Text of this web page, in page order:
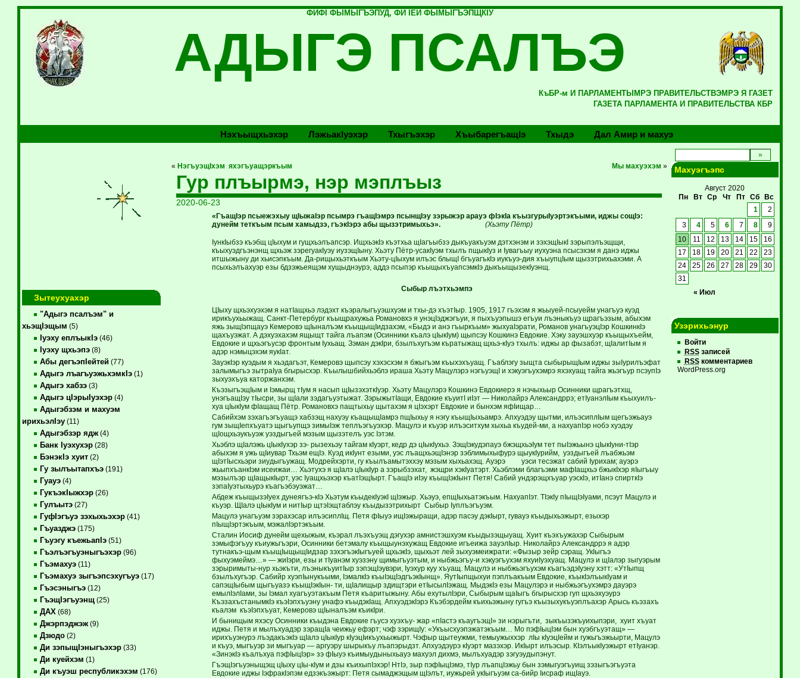
ФИФI ФЫМЫГЪЭПУД, ФИ IЕЙ ФЫМЫГЪЭПЩКIУ
АДЫГЭ ПСАЛЪЭ
КъБР-м И ПАРЛАМЕНТЫМРЭ ПРАВИТЕЛЬСТВЭМРЭ Я ГАЗЕТ
ГАЗЕТА ПАРЛАМЕНТА И ПРАВИТЕЛЬСТВА КБР
Нэхъыщхьэхэр Лэжьакlуэхэр Тхыгъэхэр Хъыбарегъащlэ Тхыдэ Дал Амир и махуэ
Зытеухуахэр
"Адыгэ псалъэм" и
хьэщIэщым (5)
Iуэху еплъыкIэ(46)
Iуэху щхьэпэ(8)
Абы дегъэпIейтей(77)
Адыгэ лъагъуэжьхэмкIэ(1)
Адыгэ хабзэ(3)
Адыгэ цIэрыIуэхэр(4)
Адыгэбзэм и махуэм
ирихьэлIэу(11)
Адыгэбзэр ядж(4)
Банк Iуэхухэр(28)
БэнэкIэ хуит(2)
Гу зылъытапхъэ(191)
Гуауэ(4)
ГукъэкIыжхэр(26)
Гулъытэ(27)
ГуфIэгъуэ зэхыхьэхэр(41)
Гъуазджэ(175)
Гъуэгу къежьапIэ(51)
Гъэлъэгъуэныгъэхэр(96)
Гъэмахуэ(11)
Гъэмахуэ зыгъэпсэхугъуэ(17)
Гъэсэныгъэ(12)
ГъэщIэгъуэнщ(25)
ДАХ (68)
Джэрпэджэж(9)
Дзюдо(2)
Ди зэпыщIэныгъэхэр(33)
Ди куейхэм (1)
Ди къуэш республикэхэм (176)
« НэгъуэщIхэм яхэгъуащэркъым Мы махуэхэм »
Гур плъырмэ, нэр мэплъыз
2020-06-23
«ГъащIэр псыежэхыу щIыжаIэр псымрэ гъащIэмрэ псынщIэу зэрыжэр арауэ фIэкIа къызгурыIуэртэкъыми, иджы сощIэ:
дунейм теткъым псым хамыдзэ, гъэкIэрэ абы щызэтримыхьэ».
(Хьэту Пётр)
IункIыбзэ къэбщ цIыхум и гущхьэлъапсэр. ИщхьэкIэ къэтхьа щIагъыбзэ дыкъуакъуэм дэтхэнэм и зэхэщIыкI зэрыпэлъэщщи,
къыхуэдгъэнэнщ щхьэж зэрегуакIуэу иузэщIыну. Хьэту Пётр-усакIуэм тхылъ пщыкIуз и Iувагъыу иухуэна псысэхэм я данэ иджы
итшыжыну ди хьисэпкъым. Да-рищыхьэткъым Хьэту-цIыхум илъэс блыщI бгъуагъкIэ иукъуэ-дия хъыупцIым щызэтрихьахэми. А
псыхьэлъахуэр езы бдзэжьеящэм хущыднэурэ, аддэ псыпэр къыщыхъуапсэмкIэ дыкъыщызекIуэнщ.
Сыбыр лъэтхьэмпэ
ЦIыху щхьэхуэхэм я натIащхьэ лэдэхт къэралыгъуэшхуэм и тхы-дэ хъэтIыр. 1905, 1917 гъэхэм я жьыуей-псыуейм унагъуэ куэд
ирикъухьыжащ. Санкт-Петербург къыщрахужьа Романовхэ я унэцIэджэгъуи, я пыхъуэпышэ егъуи лъэныкъуэ щрагъэзым, абыхэм
яжь зыщIэпщауэ Кемеровэ щIыналъэм къыщыщIидзахэм, «Быдэ и анэ гъыркъым» жыхуаIэрати, Романов унагъуэцIэр КошкинкIэ
щахъуэжат. А дэхуэхахэм ящыщт тайга лъапэм (Осинники къалэ цIыкIум) щыпсэу Кошкинэ Евдокие. Хэку зауэшхуэр къыщыхъейм,
Евдокие и щхьэгъусэр фронтым Iухьащ. Зэман дэкIри, бзылъхугъэм къратыжащ щхьэ-кIуэ тхылъ: иджы ар фызабэт, щIалитIым я
адэр нэмыцэхэм яукIат.
ЗауэкIэр куэдым я хьэдагъэт, Кемеровэ щыпсэу хэхэсхэм я бжыгъэм къыхэхъуащ. Гъаблэгу зыщта сыбырыщIым иджы зыIурилъэфат
залымыгъэ зытраIуа бгырысхэр. Къылышбийхьэблэ ираша Хьэту Мацулэрэ нэгъуэщI и хэкуэгъухэмрэ яхэхуащ тайга жьэгъур псэупIэ
зыхуэхъуа каторжанхэм.
КъэзыгъэщIым и Iэмырщ тIум я насып щIызэхэткIуэр. Хьэту Мацулэрэ Кошкинэ Евдокиерэ я нэчыхьыр Осинники щрагъэтхщ,
унэгъащIэу тIысри, зы щIали зэдагъуэтыжат. ЗэрыжытIащи, Евдокие къуитI иIэт — Николайрэ Александррэ; етIуанэлIым къыхуилъ-
хуа цIыкIум фIащащ Пётр. Романовхэ пащтыхьу щытахэм я цIэхэрт Евдокие и бынхэм яфIищар…
Сабийхэм зэхагъэгъуащэ хабзэщ нахуэу къащыщIамрэ пщIыхьу я нэгу къыщIыхьамрэ. Апхуэдэу щытми, илъэсиплIым щегъэжьауэ
гум зыщIепхъуатэ щыгъупщэ зимыIэж теплъэгъуэхэр. Мацулэ и къуэр илъэситхум хыхьа къудей-ми, а нахуапIэр нобэ хуэдэу
щIощхьэукъуэж уэздыгъей мэзым щызэтелъ уэс Iэтэм.
Хьэблэ щIалэжь цIыкIухэр зэ- рызехьэу тайгам кIуэрт, кедр дэ цIыкIухьэ. ЗэщIэкудэпауэ бжэщхьэIум тет пыIэжьынэ цIыкIуни-тIэр
абыхэм я ужь щIиувар Тхьэм ещIэ. Куэд икIунт езыми, уэс лъащхьэщIэнэр зэблимыхыфурэ щыукIурийм, уэздыгъей лъабжьэм
щIэтIысхьэри зиудыгъужащ. Модрейхэрти, гу къылъамытэххэу мэзым хыхьахэщ. Ауэрэ уэси тесэжат сабий Iурихам; ауэрэ
жьыпхъанкIэм исеижаи… Хьэтухэ я щIалэ цIыкIур а зэрыбзэхат, жэщри хэкIуатэрт. Хьэблэми благъэми мафIащхьэ бжыкIхэр яIыгъыу
мэзылъэр щIащыкIырт, уэс Iуащхьэхэр къатIэщIырт. ГъащIэ иIэу къыщIэкIынт Петя! Сабий ундэрэщхъуар уэскIэ, итIанэ спирткIэ
зэпаIуэтыхьурэ къагъэбэуэжат…
Абдеж къыщызэIуех дунеягъэ-кIэ Хьэтум къыдекIуэкI щIэжыр. Хьэуэ, епщIыхьатэкъым. НахуапIэт. ТIэкIу пIыщIэIуами, псэут Мацулэ и
къуэр. ЩIалэ цIыкIум и нитIыр щтэIэщтаблэу къыдызэтрихырт Сыбыр Iуплъэгъуэм.
Мацулэ унагъуэм зэрахэсар илъэсиплIщ. Петя фIыуэ ищIэжыращи, адэр пасэу дэкIырт, гувауэ къыдыхьэжырт, езыхэр
пIыщIэртэкъым, мэжалIэртэкъым.
Сталин Иосиф дунейм щехыжым, къэрал лъэхъуэщ дэгухэр амнистэшхуэм къыдызэщыуащ. Хуит къэхъужахэр Сыбырым
зэмыфэгъуу къиужьгъэри, Осинники бетэмалу къыщыунэхужащ Евдокие игъеижа зауэлIыр. Николайрэ Александррэ я адэр
тутнакъэ-щым къыщIыщыщIидзар зэхэгъэкIыгъуей щхьэкIэ, щыхьэт лей зыхуэмеижрати: «Фызыр зейр сэращ. УкIыгъэ
фыхуэмеймэ…» — жиIэри, езы и тIуанэм хуэзэну щимыгъуэтым, и ныбжьэгъу-и хэкуэгъухэм яхуиIуэхуащ. Мацулэ и щIалэр зыгуэрым
зэрыримыты-нур хьэкъти, лъэныкъуитIыр зэпэщIэувэри, Iуэхур куу хъуащ. Мацулэ и ныбжьэгъухэм къагъэдэIуэну хэтт: «УтIыпщ
бзылъхугъэр. Сабийр хуэпIынукъыми, IэмалкIэ къыIэщIэдгъэкIынщ». ЯутIыпщыхуи пэплъакъым Евдокие, къыкIэлъыкIуам и
сапэщIыбым щыгъуазэ къыщIэкIын- ти, щIалищыр здищтэри етIысылIэжащ. МыдэкIэ езы Мацулэрэ и ныбжьэгъухэмрэ дауэрэ
емылIэлIами, зы Iэмал хуагъуэтакъым Петя къаритыжыну. Абы ехутылIэри, Сыбырым щаIыгъ бгырысхэр гуп щхьэхуэурэ
КъэзахъстанымкIэ къэIэпхъуэну унафэ къыдэкIащ. АпхуэдэкIэрэ Къэбэрдейм къихьэжыну гугъэ къызыхукъуэплъахэр Арысь къэзахъ
къалэм къэIэпхъуат, Кемеровэ щIыналъэм къикIри.
И бынищым яхэсу Осинники къыдэна Евдокие гъусэ хуэхъу- жар «пIастэ къаугъэщI» зи нэрыгъти, зыкъызэкъуихыпэри, хуит хъуат
иджы. Петя и мылъхуадэр зэращIа чеижьу ефэрт; чэф зэрищIу: «Укъысхуэпэжатэкъым… Мо пэфIыцIэм бын хуэбгъуэтащ» —
ирихъуэнурэ лъэдакъэкIэ щIалэ цIыкIур кIуэцIикъухьыжырт. Чэфыр щытеужми, темыужыххэр лIы кIуэцIейм и гужьгъэжьырти, Мацулэ
и къуэ, мыгъуэр зи мыгъуар — аргуэру шырыкъу лъапэрыдзт. Апхуэдэурэ кIуэрт мазэхэр. ИкIырт илъэсыр. КIэлъыкIуэжырт етIуанэр.
«ЗинэкIэ къалъхуа пэфIыцIэр» зэ фIыуэ къимыудыныхьауэ махуэл дихмэ, мылъхуадэр зэгуэудыпэнут.
ГъэщIэгъуэныщэщ цIыху цIы-кIум и дзы къихыпIэхэр! НтIэ, зыр пэфIыцIэмэ, тIур лъапцIэжьу бын зэмыгуэгъуищ зэзыгъэгъуэта
Евдокие иджы IэфракIэпэм едзэкъэжырт: Петя сымаджэщым щIэлът, иужьрей укIыгъуэм са-бийр Iисраф ищIауэ.
Махуэгъэпс
Август 2020
Пн
Вт Ср Чт Пт Сб Вс
« Июл
1 2
3 4 5 6 7 8
9
10
11 12 13 14 15
16
17
18 19 20 21 22
23
24
25 26 27 28 29
30
31
Узэрихьэнур
Войти
RSSзаписей
RSSкомментариев
WordPress.org